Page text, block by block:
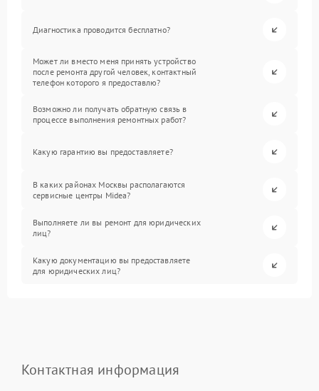
Диагностика проводится бесплатно?
Может ли вместо меня принять устройство
после ремонта другой человек, контактный
телефон которого я предоставлю?
Возможно ли получать обратную связь в
процессе выполнения ремонтных работ?
Какую гарантию вы предоставляете?
В каких районах Москвы располагаются
сервисные центры Midea?
Выполняете ли вы ремонт для юридических
лиц?
Какую документацию вы предоставляете
для юридических лиц?
Контактная информация